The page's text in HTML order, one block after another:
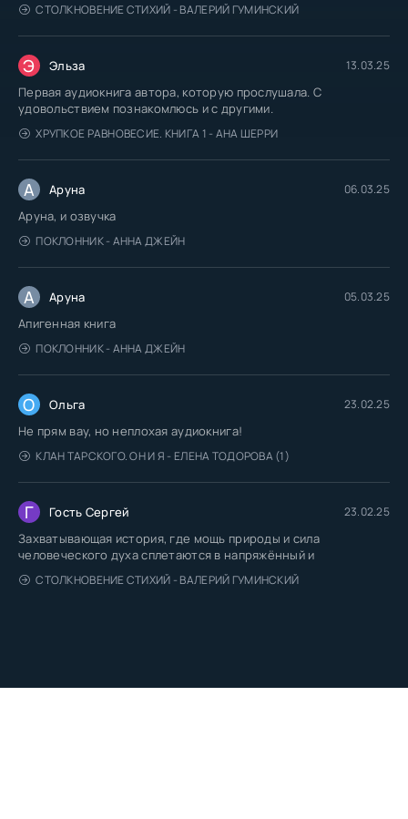
СТОЛКНОВЕНИЕ СТИХИЙ - ВАЛЕРИЙ ГУМИНСКИЙ
Э Эльза 13.03.25
Первая аудиокнига автора, которую прослушала. С
удовольствием познакомлюсь и с другими.
ХРУПКОЕ РАВНОВЕСИЕ. КНИГА 1 - АНА ШЕРРИ
А Аруна 06.03.25
Аруна, и озвучка
ПОКЛОННИК - АННА ДЖЕЙН
А Аруна 05.03.25
Апигенная книга
ПОКЛОННИК - АННА ДЖЕЙН
О Ольга 23.02.25
Не прям вау, но неплохая аудиокнига!
КЛАН ТАРСКОГО. ОН И Я - ЕЛЕНА ТОДОРОВА (1)
Г Гость Сергей 23.02.25
Захватывающая история, где мощь природы и сила
человеческого духа сплетаются в напряжённый и
СТОЛКНОВЕНИЕ СТИХИЙ - ВАЛЕРИЙ ГУМИНСКИЙ